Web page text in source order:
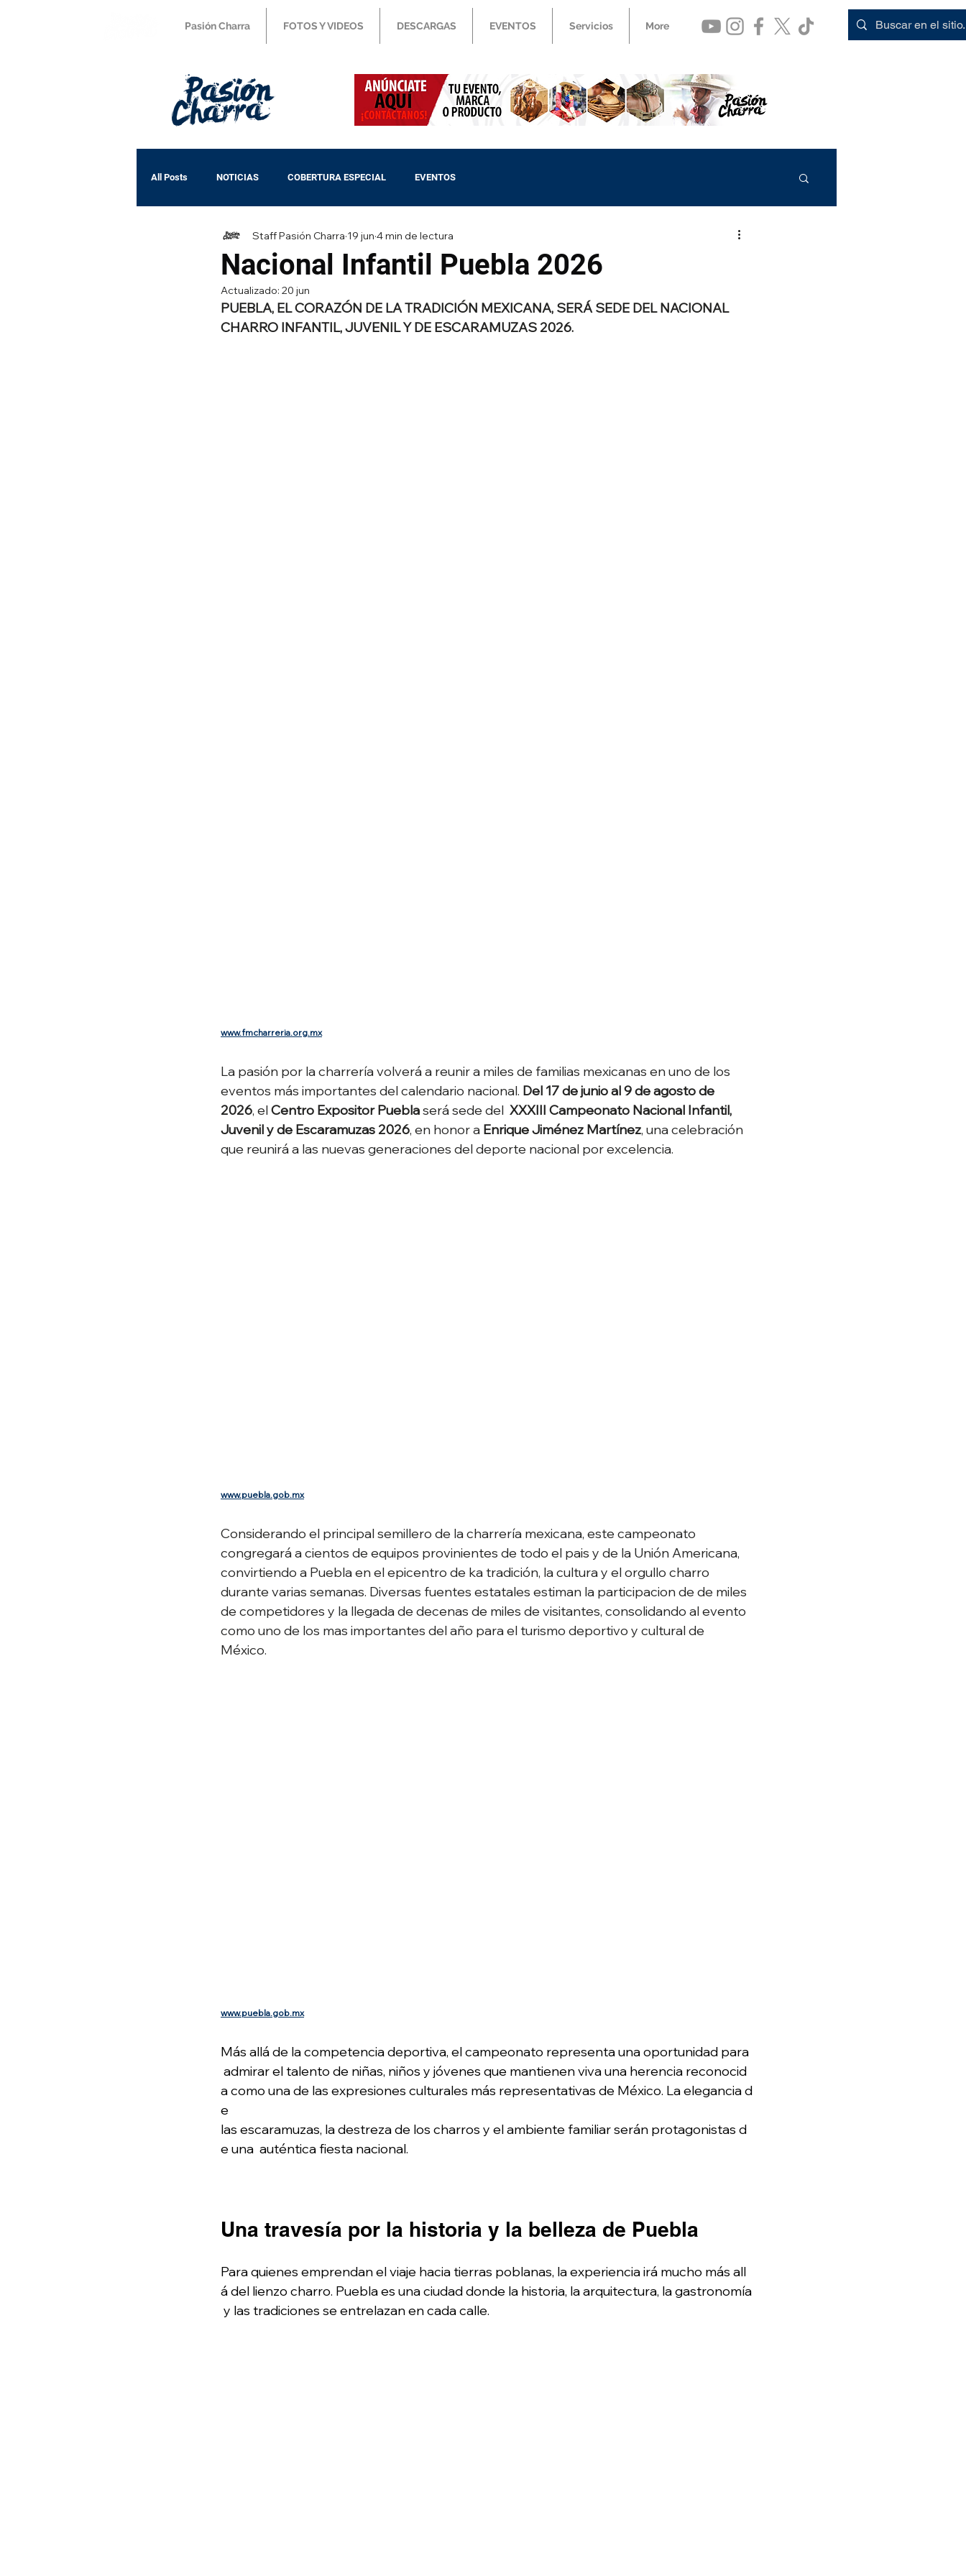
Pasión Charra FOTOS Y VIDEOS DESCARGAS EVENTOS Servicios More
All Posts NOTICIAS COBERTURA ESPECIAL EVENTOS
Nacional Infantil Puebla 2026
Staff Pasión Charra 19 jun 4 min de lectura
Actualizado: 20 jun
PUEBLA, EL CORAZÓN DE LA TRADICIÓN MEXICANA, SERÁ SEDE DEL NACIONAL
CHARRO INFANTIL, JUVENIL Y DE ESCARAMUZAS 2026.
www.fmcharreria.org.mx
La pasión por la charrería volverá a reunir a miles de familias mexicanas en uno de los
eventos más importantes del calendario nacional. Del 17 de junio al 9 de agosto de
2026, el Centro Expositor Puebla será sede del XXXIII Campeonato Nacional Infantil,
Juvenil y de Escaramuzas 2026, en honor a Enrique Jiménez Martínez, una celebración
que reunirá a las nuevas generaciones del deporte nacional por excelencia.
www.puebla.gob.mx
Considerando el principal semillero de la charrería mexicana, este campeonato
congregará a cientos de equipos provinientes de todo el pais y de la Unión Americana,
convirtiendo a Puebla en el epicentro de ka tradición, la cultura y el orgullo charro
durante varias semanas. Diversas fuentes estatales estiman la participacion de de miles
de competidores y la llegada de decenas de miles de visitantes, consolidando al evento
como uno de los mas importantes del año para el turismo deportivo y cultural de
México.
www.puebla.gob.mx
Más allá de la competencia deportiva, el campeonato representa una oportunidad para
admirar el talento de niñas, niños y jóvenes que mantienen viva una herencia reconocid
a como una de las expresiones culturales más representativas de México. La elegancia d
e
las escaramuzas, la destreza de los charros y el ambiente familiar serán protagonistas d
e una  auténtica fiesta nacional.
Una travesía por la historia y la belleza de Puebla
Para quienes emprendan el viaje hacia tierras poblanas, la experiencia irá mucho más all
á del lienzo charro. Puebla es una ciudad donde la historia, la arquitectura, la gastronomía
y las tradiciones se entrelazan en cada calle.